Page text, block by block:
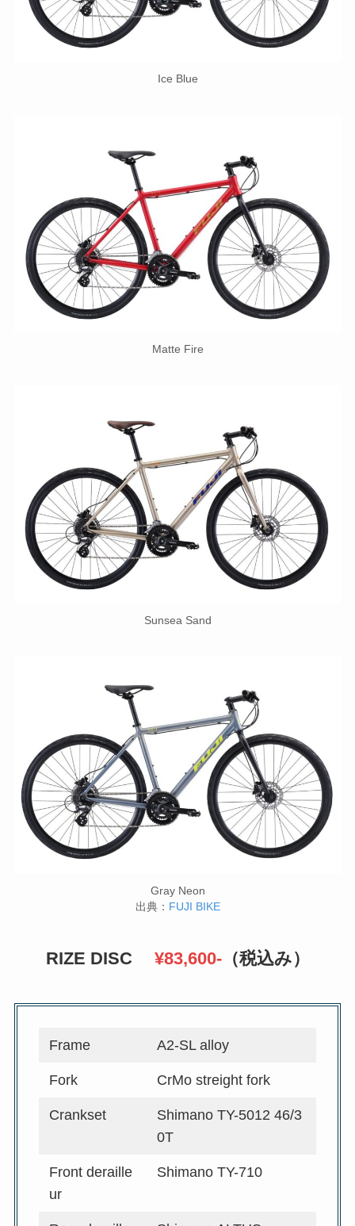
Ice Blue
Matte Fire
Sunsea Sand
Gray Neon
出典： FUJI BIKE
RIZE DISC ¥83,600-（税込み）
Frame A2-SL alloy
Fork CrMo streight fork
Crankset
Shimano TY-5012 46/3
0T
Front deraille
ur
Shimano TY-710